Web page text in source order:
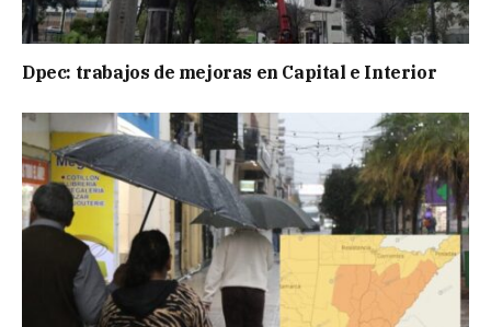
Dpec: trabajos de mejoras en Capital e Interior